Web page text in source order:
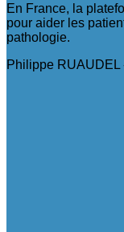
En France, la
pour aider les
pathologie.
Philippe RUAUDEL